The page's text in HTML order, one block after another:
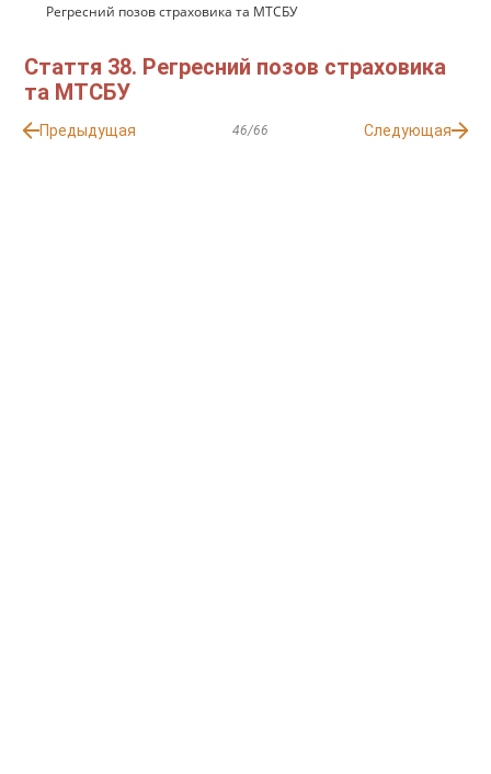
Регресний позов страховика та МТСБУ
Стаття 38. Регресний позов страховика
та МТСБУ
Предыдущая 46/66 Следующая